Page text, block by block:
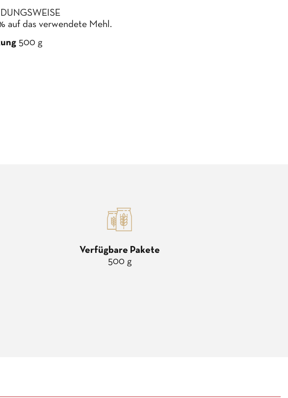
auf das verwendete Mehl.
500 g
Verfügbare Pakete
500 g